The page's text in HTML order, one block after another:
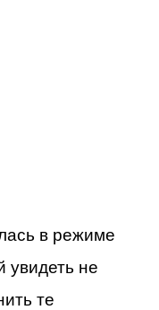
в режиме
увидеть не
те